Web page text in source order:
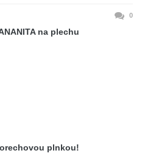
0
na plechu
plnkou!